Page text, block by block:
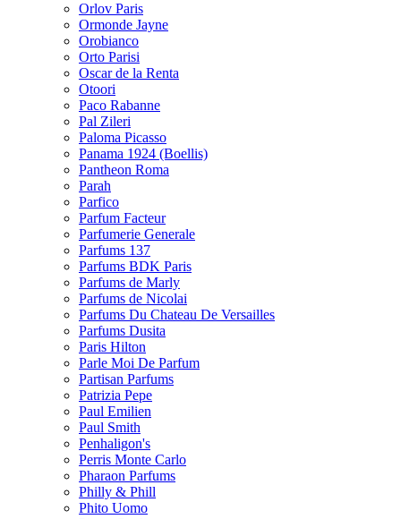
Orlov Paris
Ormonde Jayne
Orobianco
Orto Parisi
Oscar de la Renta
Otoori
Paco Rabanne
Pal Zileri
Paloma Picasso
Panama 1924 (Boellis)
Pantheon Roma
Parah
Parfico
Parfum Facteur
Parfumerie Generale
Parfums 137
Parfums BDK Paris
Parfums de Marly
Parfums de Nicolai
Parfums Du Chateau De Versailles
Parfums Dusita
Paris Hilton
Parle Moi De Parfum
Partisan Parfums
Patrizia Pepe
Paul Emilien
Paul Smith
Penhaligon's
Perris Monte Carlo
Pharaon Parfums
Philly & Phill
Phito Uomo